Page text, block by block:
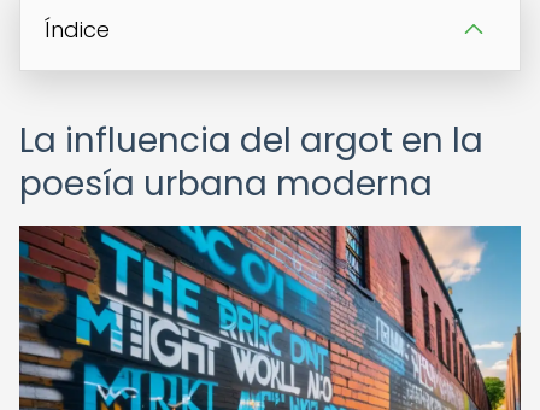
Índice
La influencia del argot en la
poesía urbana moderna